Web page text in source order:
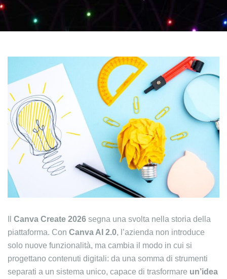
Canva Create 2026 segna una svolta nella storia della
piattaforma. Con Canva AI 2.0, l’azienda non introduce
solo nuove funzionalità, ma cambia il modo in cui si
progettano contenuti digitali: da una somma di strumenti
separati a un sistema unico, capace di trasformare un’idea